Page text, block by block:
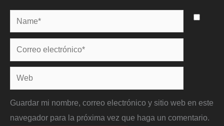
Name*
Correo
electrónico*
Web
Guardar mi nombre, correo electrónico y sitio web en este
navegador para la próxima vez que haga un comentario.